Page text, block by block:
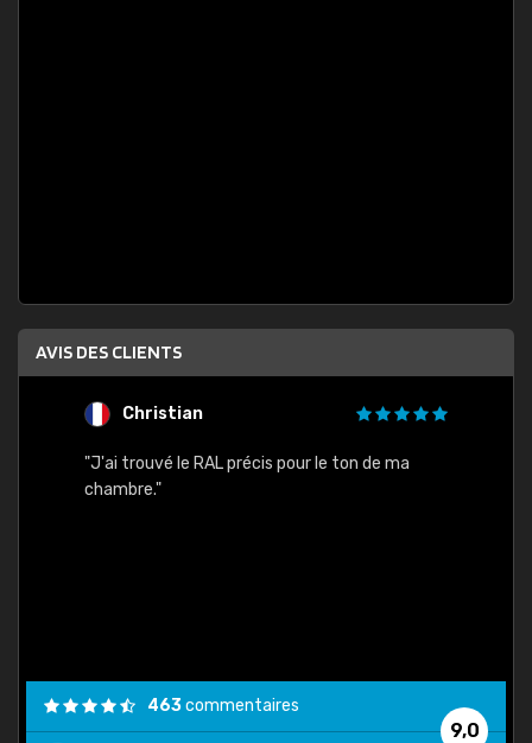
AVIS DES CLIENTS
Christian
"J'ai trouvé le RAL précis pour le ton de ma
chambre."
9,0
463commentaires